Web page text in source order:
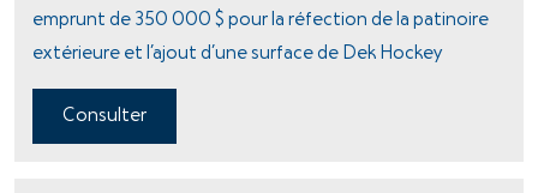
emprunt de 350 000 $ pour la réfection de la patinoire
extérieure et l’ajout d’une surface de Dek Hockey
Consulter